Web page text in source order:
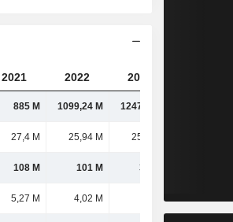
2021 2022 2023
885 M 1099,24 M 1247,42 M
27,4 M 25,94 M 25,27 M
108 M 101 M 341 M
5,27 M 4,02 M 2,8 M